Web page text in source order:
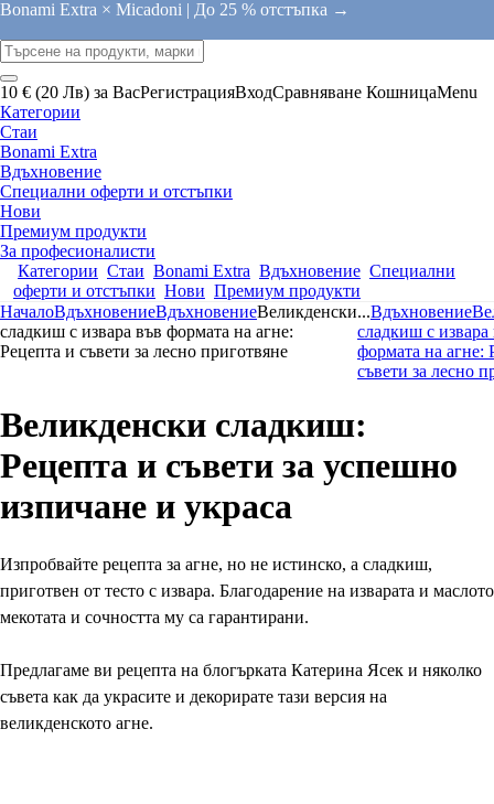
Bonami Extra × Micadoni | До 25 % отстъпка →
10 € (20 Лв) за ВасРегистрацияВходСравняване КошницаMenu
Категории
Стаи
Bonami Extra
Вдъхновение
Специални оферти и отстъпки
Нови
Премиум продукти
За професионалисти
Категории Стаи Bonami Extra Вдъхновение Специални
оферти и отстъпки Нови Премиум продукти
НачалоВдъхновениеВдъхновениеВеликденски
сладкиш с извара във формата на агне:
Рецепта и съвети за лесно приготвяне
...Вдъхновение
сладкиш с извара
формата на агне:
съвети за лесно
Великденски сладкиш:
Рецепта и съвети за успешно
изпичане и украса
Изпробвайте рецепта за агне, но не истинско, а сладкиш,
приготвен от тесто с извара. Благодарение на изварата и маслото
мекотата и сочността му са гарантирани.
Предлагаме ви рецепта на блогърката Катерина Ясек и няколко
съвета как да украсите и декорирате тази версия на
великденското агне.